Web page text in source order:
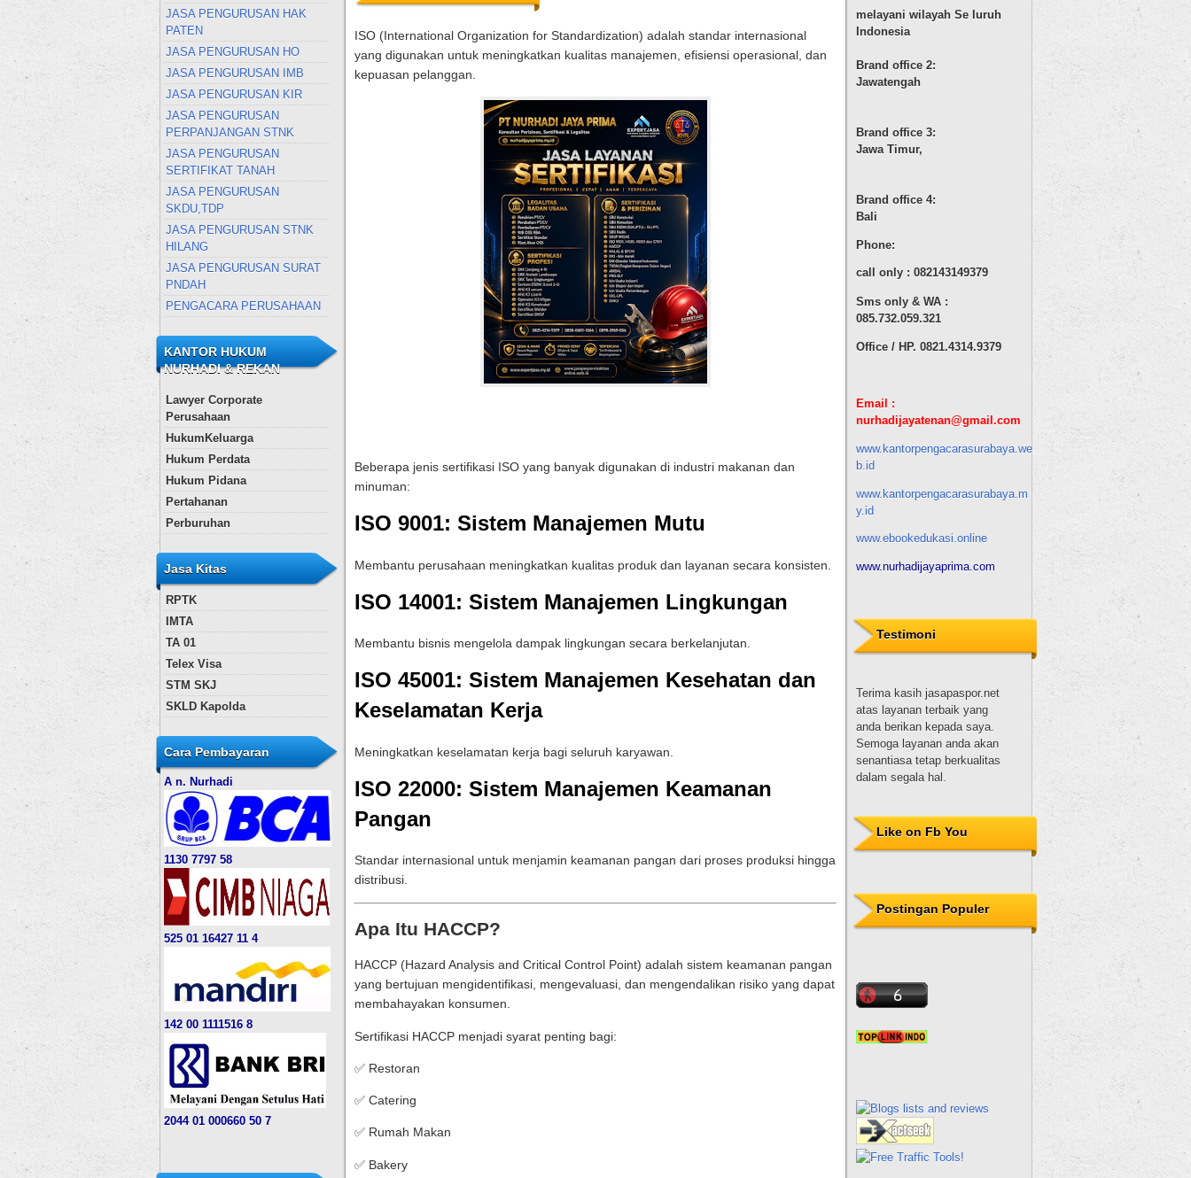
JASA PENGURUSAN HAK
PATEN
JASA PENGURUSAN HO
JASA PENGURUSAN IMB
JASA PENGURUSAN KIR
JASA PENGURUSAN
PERPANJANGAN STNK
JASA PENGURUSAN
SERTIFIKAT TANAH
JASA PENGURUSAN
SKDU,TDP
JASA PENGURUSAN STNK
HILANG
JASA PENGURUSAN SURAT
PNDAH
PENGACARA PERUSAHAAN
KANTOR HUKUM
NURHADI & REKAN
Lawyer Corporate
Perusahaan
HukumKeluarga
Hukum Perdata
Hukum Pidana
Pertahanan
Perburuhan
Jasa Kitas
RPTK
IMTA
TA 01
Telex Visa
STM SKJ
SKLD Kapolda
Cara Pembayaran
A n. Nurhadi
1130 7797 58
525 01 16427 11 4
142 00 1111516 8
204401 000660 50 7
ISO (International Organization for Standardization) adalah standar internasional
yang digunakan untuk meningkatkan kualitas manajemen, efisiensi operasional, dan
kepuasan pelanggan.
Beberapa jenis sertifikasi ISO yang banyak digunakan di industri makanan dan
minuman:
ISO 9001: Sistem Manajemen Mutu
Membantu perusahaan meningkatkan kualitas produk dan layanan secara konsisten.
ISO 14001: Sistem Manajemen Lingkungan
Membantu bisnis mengelola dampak lingkungan secara berkelanjutan.
ISO 45001: Sistem Manajemen Kesehatan dan
Keselamatan Kerja
Meningkatkan keselamatan kerja bagi seluruh karyawan.
ISO 22000: Sistem Manajemen Keamanan
Pangan
Standar internasional untuk menjamin keamanan pangan dari proses produksi hingga
distribusi.
Apa Itu HACCP?
HACCP (Hazard Analysis and Critical Control Point) adalah sistem keamanan pangan
yang bertujuan mengidentifikasi, mengevaluasi, dan mengendalikan risiko yang dapat
membahayakan konsumen.
Sertifikasi HACCP menjadi syarat penting bagi:
✅ Restoran
✅ Catering
✅ Rumah Makan
✅ Bakery
melayani wilayah Se luruh
Indonesia
Brand office 2:
Jawatengah
Brand office 3:
Jawa Timur,
Brand office 4:
Bali
Phone:
call only : 082143149379
Sms only & WA :
085.732.059.321
Office / HP. 0821.4314.9379
Email :
nurhadijayatenan@gmail.com
www.kantorpengacarasurabaya.we
b.id
www.kantorpengacarasurabaya.m
y.id
www.ebookedukasi.online
www.nurhadijayaprima.com
Testimoni
anda berikan kepada saya.
Semoga layanan anda akan
senantiasa tetap berkualitas
dalam segala hal.
Dewi Sulistyowati, S.H.
Terima kasih untuk
nurhadijayaprima.com, Mas
hadi. Pelayanannya baik,
paspor juga mudah karena
dibantu oleh Mas nur hadi.
Sukses selalu!
Like on Fb You
Postingan Populer